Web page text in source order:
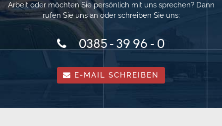
Arbeit oder möchten Sie persönlich mit uns sprechen? Dann
rufen Sie uns an oder schreiben Sie uns:
0385 - 39 96 - 0
E-MAIL SCHREIBEN